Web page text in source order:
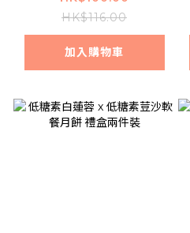
HK$116.00
加入購物車